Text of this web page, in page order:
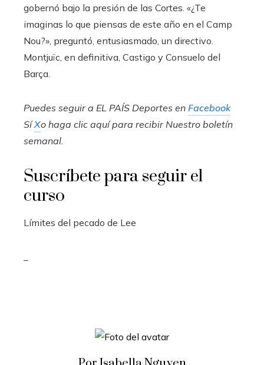
gobernó bajo la presión de las Cortes. «¿Te
imaginas lo que piensas de este año en el Camp
Nou?», preguntó, entusiasmado, un directivo.
Montjuïc, en definitiva, Castigo y Consuelo del
Barça.
Puedes seguir a EL PAÍS Deportes en Facebook
SíXo haga clic aquí para recibir Nuestro boletín
semanal
Suscríbete para seguir el
curso
Límites del pecado de Lee